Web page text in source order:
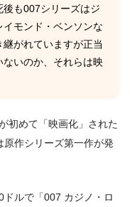
も007シリーズはジ
イモンド・ベンソンな
がれていますが正当
ないのか、それらは映
初めて「映画化」された
作シリーズ第一作が発
ルで「007 カジノ・ロ